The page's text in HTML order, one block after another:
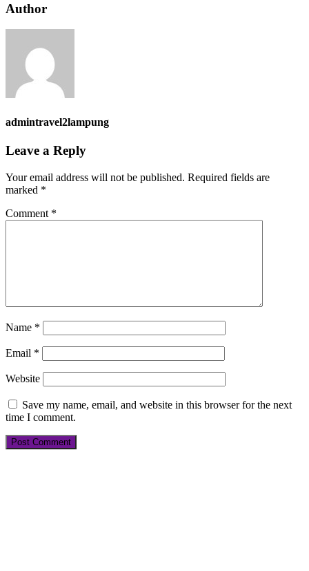
Author
admintravel2lampung
Leave a Reply
Your email address will not be published. Required fields are
marked *
Comment *
Name *
Email *
Website
Save my name, email, and website in this browser for the next
time I comment.